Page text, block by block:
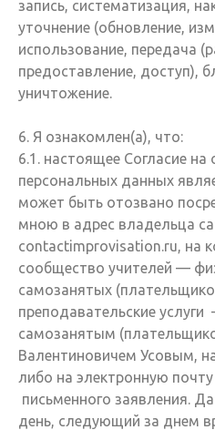
запись, систематизация,
уточнение (обновление,
использование, передача
предоставление, доступ),
уничтожение.
6. Я ознакомлен(а), что:
6.1. настоящее Согласие
персональных данных
может быть отозвано
мною в адрес владельца
contactimprovisation.ru, на
сообщество учителей —
самозанятых
преподавательские
самозанятым
Валентиновичем Усовым,
либо на электронную
письменного заявления.
день, следующий за днем